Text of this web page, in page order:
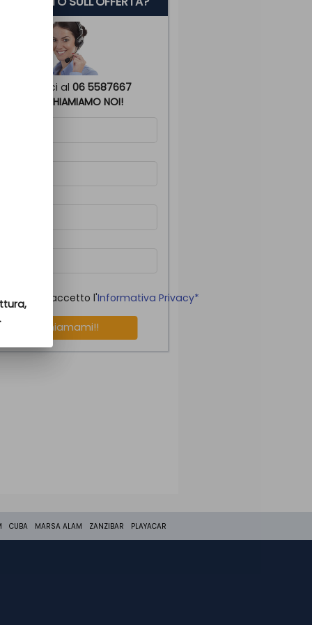
Chiamaci al06 5587667
TI RICHIAMIAMO NOI!
Ho letto ed accetto l'Informativa Privacy*
Richiamami!!
CUBA MARSA ALAM ZANZIBAR PLAYACAR